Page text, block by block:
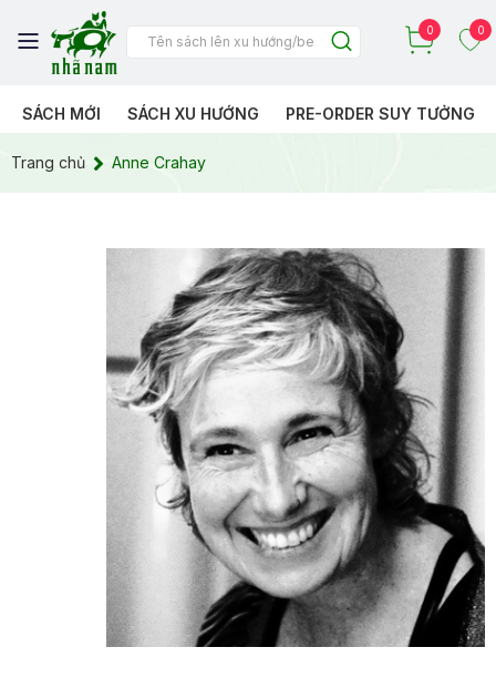
0 0
SÁCH MỚI SÁCH XU HƯỚNG PRE-ORDER SUY TƯỞNG
Trang chủ Anne Crahay